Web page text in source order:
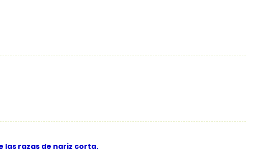
las razas de nariz corta.